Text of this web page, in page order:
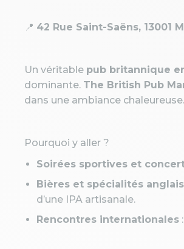
📍 42 Rue Saint-Saëns, 13001
Un véritable pub britannique
dominante. The British Pub
dans une ambiance chaleureuse.
Pourquoi y aller ?
Soirées sportives et
Bières et spécialités
d’une IPA artisanale.
Rencontres internationales